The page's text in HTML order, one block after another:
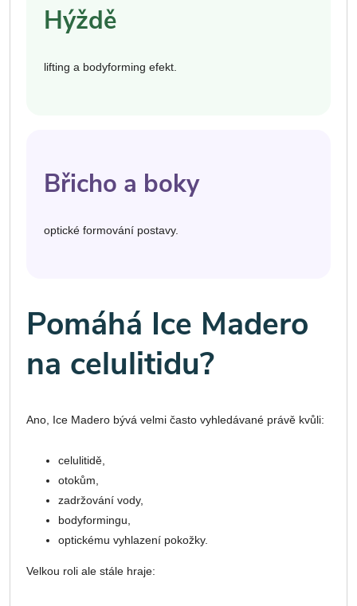
Hýždě
lifting a bodyforming efekt.
Břicho a boky
optické formování postavy.
Pomáhá Ice Madero
na celulitidu?
Ano, Ice Madero bývá velmi často vyhledávané právě kvůli:
celulitidě,
otokům,
zadržování vody,
bodyformingu,
optickému vyhlazení pokožky.
Velkou roli ale stále hraje: